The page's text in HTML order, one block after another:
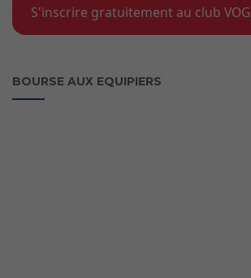
S'inscrire gratuitement au club VOG
BOURSE AUX EQUIPIERS